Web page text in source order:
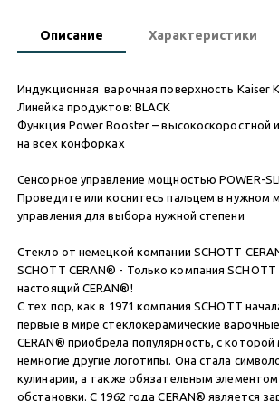
Описание Характеристики
Индукционная варочная поверхность Kaiser
Линейка продуктов: BLACK
Функция Power Booster – высокоскоростной
на всех конфорках
Сенсорное управление мощностью POWER-
Проведите или коснитесь пальцем в нужном
управления для выбора нужной степени
Стекло от немецкой компании SCHOTT
SCHOTT CERAN® - Только компания SCHOTT
настоящий CERAN®!
С тех пор, как в 1971 компания SCHOTT
первые в мире стеклокерамические
CERAN® приобрела популярность, с которой
немногие другие логотипы. Она стала
кулинарии, а также обязательным элементом
обстановки. С 1962 года CERAN® является